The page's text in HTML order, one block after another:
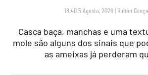
18:40 5 Agosto, 2026 | Rubén
Casca baça, manchas e uma
mole são alguns dos sinais que
as ameixas já perderam